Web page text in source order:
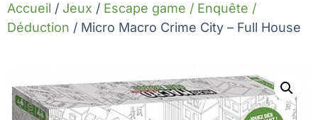
Accueil / Jeux / Escape game / Enquête /
Déduction / Micro Macro Crime City – Full House